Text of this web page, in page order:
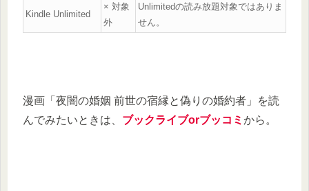
Kindle Unlimited
× 対象
外
Unlimitedの読み放題対象ではありま
せん。
漫画「夜闇の婚姻 前世の宿縁と偽りの婚約者」を読
んでみたいときは、 ブックライブorブッコミ から。